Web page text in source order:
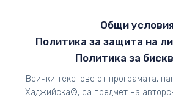
Общи
Политика за защита на
Политика за
Всички текстове от програмата,
Хаджийска©, са предмет на